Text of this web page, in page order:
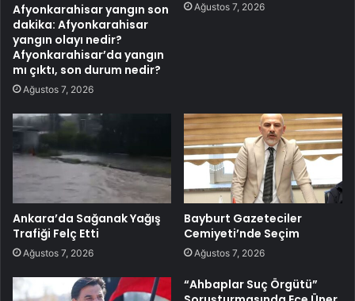
Afyonkarahisar yangın son
dakika: Afyonkarahisar
yangın olayı nedir?
Afyonkarahisar’da yangın
mı çıktı, son durum nedir?
Ağustos 7, 2026
Ağustos 7, 2026
Ankara’da Sağanak Yağış
Trafiği Felç Etti
Ağustos 7, 2026
Bayburt Gazeteciler
Cemiyeti’nde Seçim
Ağustos 7, 2026
“Ahbaplar Suç Örgütü”